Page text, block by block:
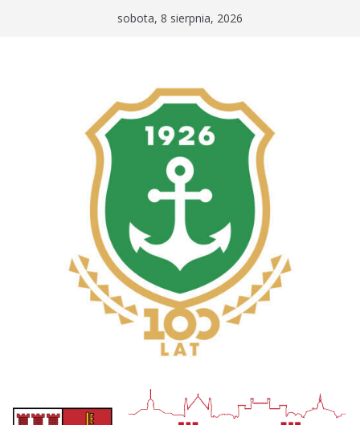
sobota, 8 sierpnia, 2026